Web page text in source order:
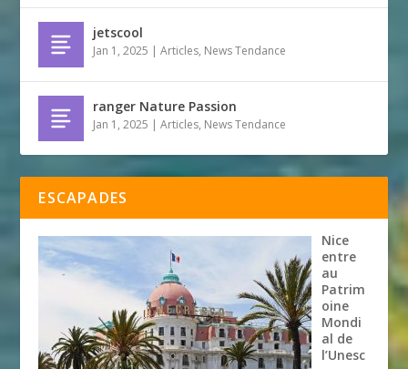
jetscool
Jan 1, 2025 |Articles, News Tendance
ranger Nature Passion
Jan 1, 2025 |Articles, News Tendance
ESCAPADES
Nice
entre
au
Patrim
oine
Mondi
al de
l’Unesc